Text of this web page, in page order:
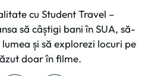
cu Student Travel –
să câștigi bani în SUA, să-
și să explorezi locuri pe
doar în filme.